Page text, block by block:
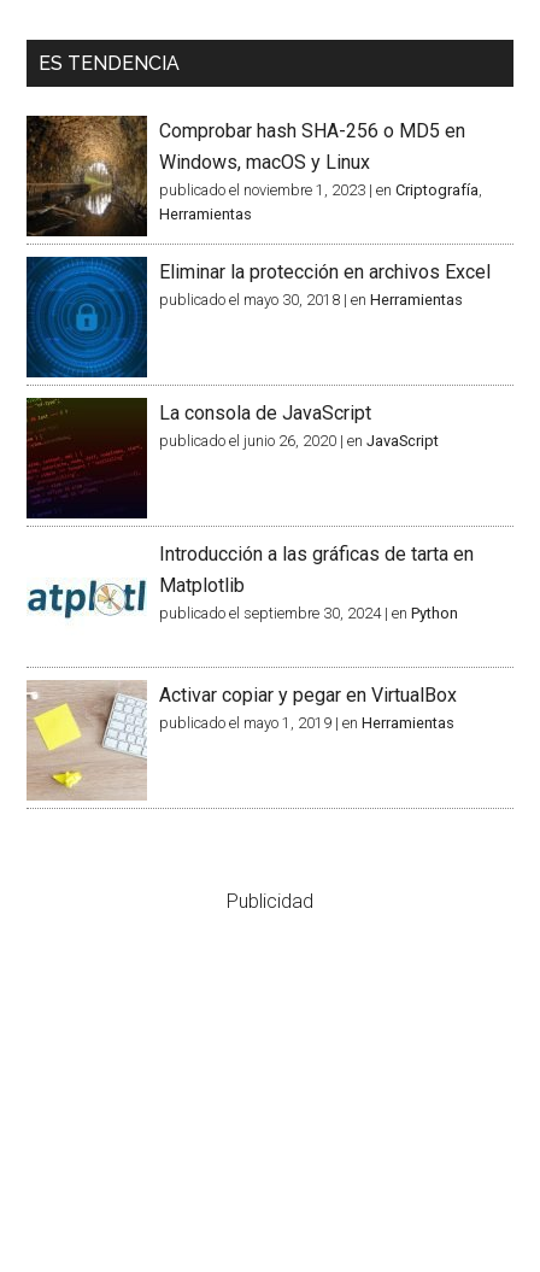
ES TENDENCIA
Comprobar hash SHA-256 o MD5 en
Windows, macOS y Linux
publicado el noviembre 1, 2023 |enCriptografía
Herramientas
Eliminar la protección en archivos Excel
publicado el mayo 30, 2018 |enHerramientas
La consola de JavaScript
publicado el junio 26, 2020 |enJavaScript
Introducción a las gráficas de tarta en
Matplotlib
publicado el septiembre 30, 2024|enPython
Activar copiar y pegar en VirtualBox
publicado el mayo 1, 2019 |enHerramientas
Publicidad